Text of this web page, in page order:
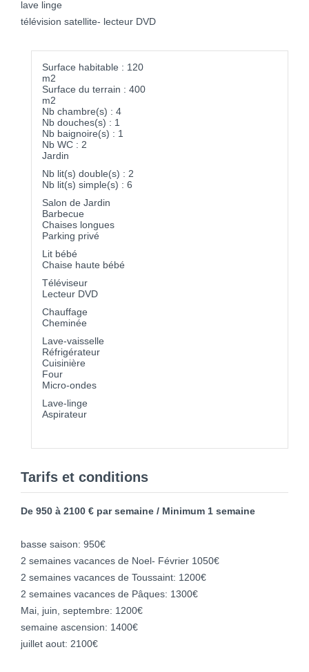
lave linge
télévision satellite- lecteur DVD
Surface habitable : 120
m2
Surface du terrain : 400
m2
Nb chambre(s) : 4
Nb douches(s) : 1
Nb baignoire(s) : 1
Nb WC : 2
Jardin
Nb lit(s) double(s) : 2
Nb lit(s) simple(s) : 6
Salon de Jardin
Barbecue
Chaises longues
Parking privé
Lit bébé
Chaise haute bébé
Téléviseur
Lecteur DVD
Chauffage
Cheminée
Lave-vaisselle
Réfrigérateur
Cuisinière
Four
Micro-ondes
Lave-linge
Aspirateur
Tarifs et conditions
De 950 à 2100 € par semaine / Minimum 1 semaine
basse saison: 950€
2 semaines vacances de Noel- Février 1050€
2 semaines vacances de Toussaint: 1200€
2 semaines vacances de Pâques: 1300€
Mai, juin, septembre: 1200€
semaine ascension: 1400€
juillet aout: 2100€